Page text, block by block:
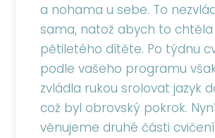
a nohama u sebe. To
sama, natož abych to
pětiletého dítěte. Po týdnu
podle vašeho programu
zvládla rukou srolovat jazyk
což byl obrovský pokrok.
věnujeme druhé části cvičení